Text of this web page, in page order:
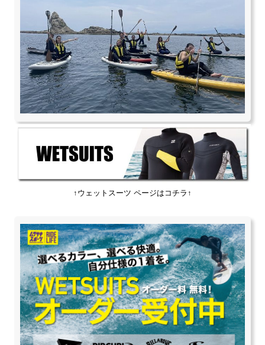
↑ウェットスーツ ページはコチラ↑